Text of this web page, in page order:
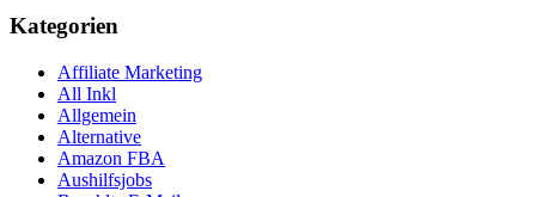
Kategorien
Affiliate Marketing
All Inkl
Allgemein
Alternative
Amazon FBA
Aushilfsjobs